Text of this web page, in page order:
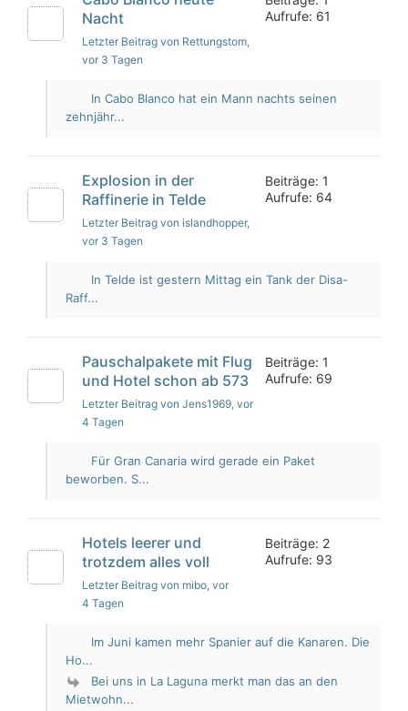
Nacht
Letzter Beitrag von Rettungstom,
vor 3 Tagen
Aufrufe: 61
In Cabo Blanco hat ein Mann nachts seinen
zehnjähr...
Explosion in der
Raffinerie in Telde
Letzter Beitrag von islandhopper,
vor 3 Tagen
Beiträge: 1
Aufrufe: 64
In Telde ist gestern Mittag ein Tank der Disa-
Raff...
Pauschalpakete mit Flug
und Hotel schon ab 573
Letzter Beitrag von Jens1969, vor
4 Tagen
Beiträge: 1
Aufrufe: 69
Für Gran Canaria wird gerade ein Paket
beworben. S...
Hotels leerer und
trotzdem alles voll
Letzter Beitrag von mibo, vor
4 Tagen
Beiträge: 2
Aufrufe: 93
Im Juni kamen mehr Spanier auf die Kanaren. Die
Ho...
Bei uns in La Laguna merkt man das an den
Mietwohn...